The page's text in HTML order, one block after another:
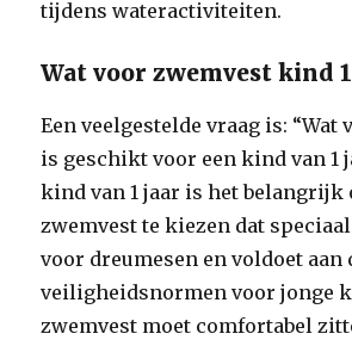
tijdens wateractiviteiten.
Wat voor zwemvest kind
Een veelgestelde vraag is: “Wat
is geschikt voor een kind van 1
kind van 1 jaar is het belangrijk
zwemvest te kiezen dat
voor dreumesen en voldoet aan
veiligheidsnormen voor jonge
zwemvest moet comfortabel